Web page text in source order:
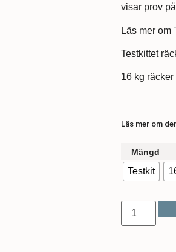
visar prov
Läs mer om
Testkittet
16 kg
Läs mer om
Mängd
Testkit